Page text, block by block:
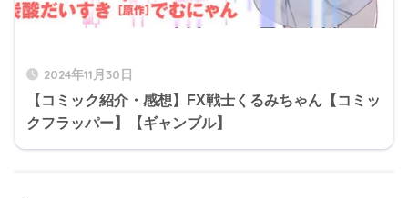
2024年11月30日
【コミック紹介・感想】FX戦士くるみちゃん【コミッ
クフラッパー】【ギャンブル】